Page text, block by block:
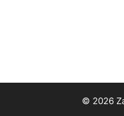
© 2026